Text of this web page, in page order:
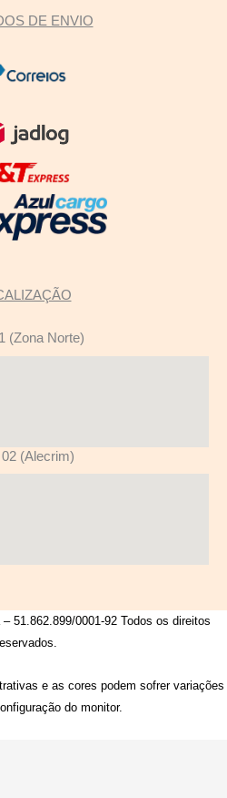
DE ENVIO
(Zona Norte)
02 (Alecrim)
51.862.899/0001-92 Todos os direitos
e as cores podem sofrer variações
do monitor.